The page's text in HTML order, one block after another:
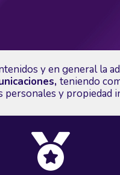
y en general la
teniendo
personales y propiedad